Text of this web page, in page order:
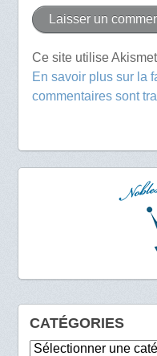
Ce site utilise
En savoir plus sur la
commentaires sont
CATÉGORIES
Catégories